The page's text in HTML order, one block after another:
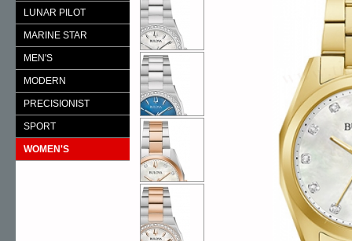
LUNAR PILOT
MARINE STAR
MEN'S
MODERN
PRECISIONIST
SPORT
WOMEN'S